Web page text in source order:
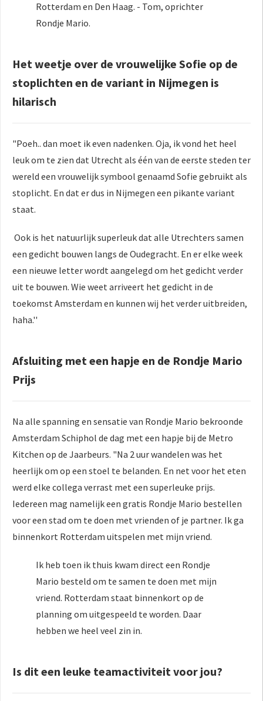
Rotterdam en Den Haag. - Tom, oprichter
Rondje Mario.
Het weetje over de vrouwelijke Sofie op de
stoplichten en de variant in Nijmegen is
hilarisch
"Poeh.. dan moet ik even nadenken. Oja, ik vond het heel
leuk om te zien dat Utrecht als één van de eerste steden ter
wereld een vrouwelijk symbool genaamd Sofie gebruikt als
stoplicht. En dat er dus in Nijmegen een pikante variant
staat.
Ook is het natuurlijk superleuk dat alle Utrechters samen
een gedicht bouwen langs de Oudegracht. En er elke week
een nieuwe letter wordt aangelegd om het gedicht verder
uit te bouwen. Wie weet arriveert het gedicht in de
toekomst Amsterdam en kunnen wij het verder uitbreiden,
haha.''
Afsluiting met een hapje en de Rondje Mario
Prijs
Na alle spanning en sensatie van Rondje Mario bekroonde
Amsterdam Schiphol de dag met een hapje bij de Metro
Kitchen op de Jaarbeurs. "Na 2 uur wandelen was het
heerlijk om op een stoel te belanden. En net voor het eten
werd elke collega verrast met een superleuke prijs.
Iedereen mag namelijk een gratis Rondje Mario bestellen
voor een stad om te doen met vrienden of je partner. Ik ga
binnenkort Rotterdam uitspelen met mijn vriend.
Ik heb toen ik thuis kwam direct een Rondje
Mario besteld om te samen te doen met mijn
vriend. Rotterdam staat binnenkort op de
planning om uitgespeeld te worden. Daar
hebben we heel veel zin in.
Is dit een leuke teamactiviteit voor jou?